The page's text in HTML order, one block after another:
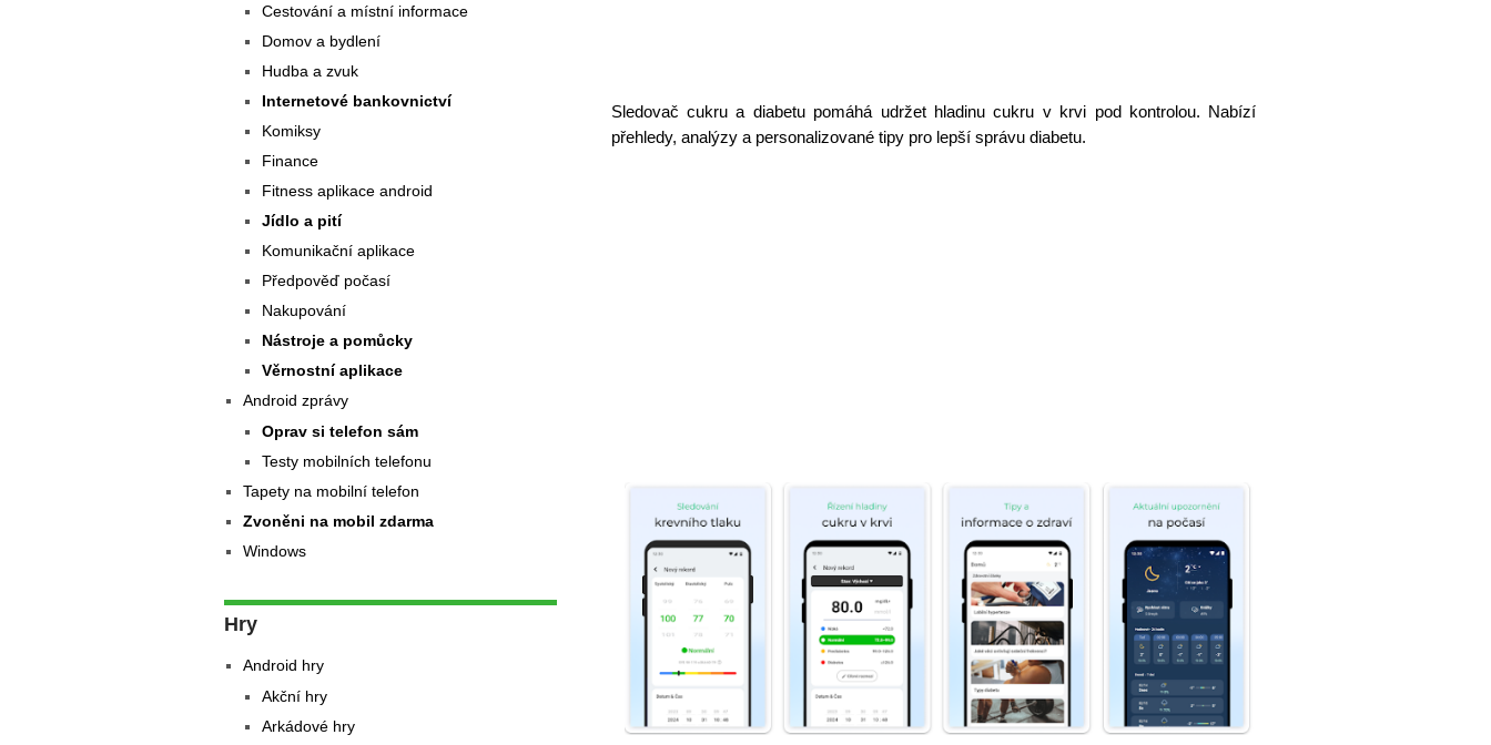
Sledovač cukru a diabetu pomáhá udržet hladinu cukru v krvi pod kontrolou. Nabízí
přehledy, analýzy a personalizované tipy pro lepší správu diabetu.
Cestování a místní informace
Domov a bydlení
Hudba a zvuk
Internetové bankovnictví
Komiksy
Finance
Fitness aplikace android
Jídlo a pití
Komunikační aplikace
Předpověď počasí
Nakupování
Nástroje a pomůcky
Věrnostní aplikace
Android zprávy
Oprav si telefon sám
Testy mobilních telefonu
Tapety na mobilní telefon
Zvoněni na mobil zdarma
Windows
Hry
Android hry
Akční hry
Arkádové hry